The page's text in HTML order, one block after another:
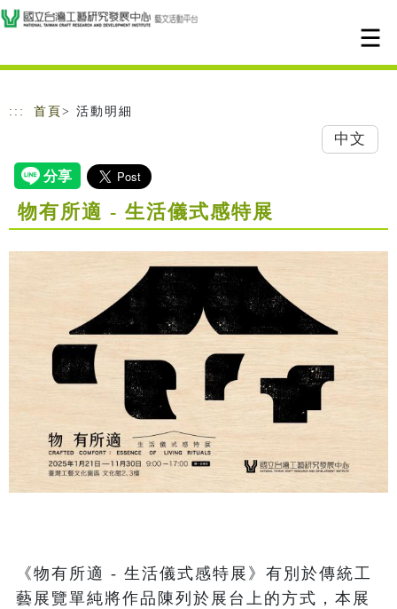
跳到主要內容
網站導覽
::: 首頁 > 活動明細
中文
物有所適 - 生活儀式感特展
《物有所適 - 生活儀式感特展》有別於傳統工
藝展覽單純將作品陳列於展台上的方式，本展